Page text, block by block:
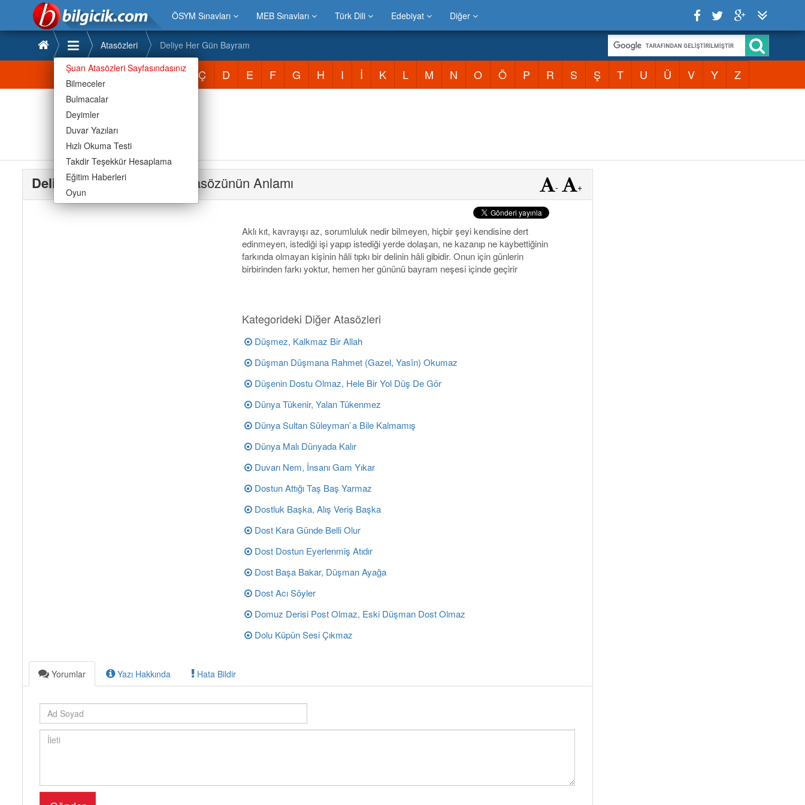
ÖSYM Sınavları MEB Sınavları Türk Dili Edebiyat Diğer
Şuan Atasözleri Sayfasındasınız
Bilmeceler
Bulmacalar
Deyimler
Duvar Yazıları
Hızlı Okuma Testi
Takdir Teşekkür Hesaplama
Eğitim Haberleri
Oyun
Atasözleri Deliye Her Gün Bayram
Atasözleri A B C Ç D E F G H I İ K L M N O Ö P R S Ş T U Ü V Y Z
Deliye Her Gün Bayram Atasözünün Anlamı - +
Aklı kıt, kavrayışı az, sorumluluk nedir bilmeyen, hiçbir şeyi kendisine dert
edinmeyen, istediği işi yapıp istediği yerde dolaşan, ne kazanıp ne kaybettiğinin
farkında olmayan kişinin hâli tıpkı bir delinin hâli gibidir. Onun için günlerin
birbirinden farkı yoktur, hemen her gününü bayram neşesi içinde geçirir
Kategorideki Diğer Atasözleri
Düşmez, Kalkmaz Bir Allah
Düşman Düşmana Rahmet (Gazel, Yasîn) Okumaz
Düşenin Dostu Olmaz, Hele Bir Yol Düş De Gör
Dünya Tükenir, Yalan Tükenmez
Dünya Sultan Süleyman`a Bile Kalmamış
Dünya Malı Dünyada Kalır
Duvarı Nem, İnsanı Gam Yıkar
Dostun Attığı Taş Baş Yarmaz
Dostluk Başka, Alış Veriş Başka
Dost Kara Günde Belli Olur
Dost Dostun Eyerlenmiş Atıdır
Dost Başa Bakar, Düşman Ayağa
Dost Acı Söyler
Domuz Derisi Post Olmaz, Eski Düşman Dost Olmaz
Dolu Küpün Sesi Çıkmaz
Yorumlar Yazı Hakkında Hata Bildir